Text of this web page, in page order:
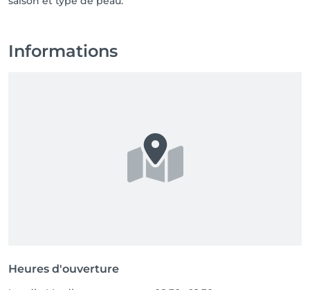
Informations
Heures d'ouverture